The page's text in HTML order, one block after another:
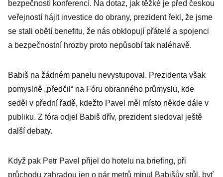
bezpečností konferencí. Na dotaz, jak těžké je před českou
veřejností hájit investice do obrany, prezident řekl, že jsme
se stali obětí benefitu, že nás obklopují přátelé a spojenci
a bezpečnostní hrozby proto nepůsobí tak naléhavě.
Babiš na žádném panelu nevystupoval. Prezidenta však
pomyslně „předčil“ na Fóru obranného průmyslu, kde
seděl v přední řadě, kdežto Pavel měl místo někde dále v
publiku. Z fóra odjel Babiš dřív, prezident sledoval ještě
další debaty.
Když pak Petr Pavel přijel do hotelu na briefing, při
průchodu zahradou jen o pár metrů minul Babišův stůl, byť